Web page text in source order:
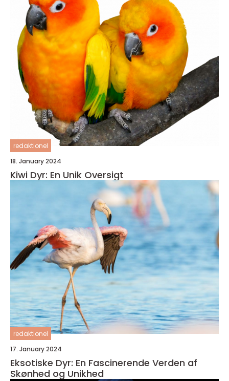
redaktionel
18. January 2024
Kiwi Dyr: En Unik Oversigt
redaktionel
17. January 2024
Eksotiske Dyr: En Fascinerende Verden af
Skønhed og Unikhed